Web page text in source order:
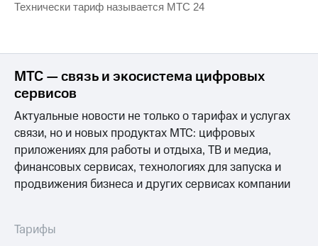
на
Для дома
и подключите
ТВ
тарифом
Тарифы
Интернет,
ТВ и телефон
интернета
Личный
спутникового
ТВ
приложение
Мой
МТС
Акции
Технически тариф называется МТС 24
МТС — связь и экосистема цифровых
сервисов
Актуальные новости не только о тарифах и услугах
связи, но и новых продуктах МТС: цифровых
приложениях для работы и отдыха, ТВ и медиа,
финансовых сервисах, технологиях для запуска и
продвижения бизнеса и других сервисах компании
Тарифы